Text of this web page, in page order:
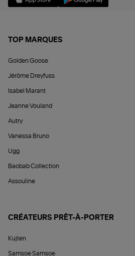
TOP MARQUES
Golden Goose
Jérôme Dreyfuss
Isabel Marant
Jeanne Vouland
Autry
Vanessa Bruno
Ugg
Baobab Collection
Assouline
CRÉATEURS PRÊT-À-PORTER
Kujten
Samsoe Samsoe